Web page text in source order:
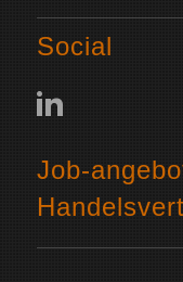
Social
Job-